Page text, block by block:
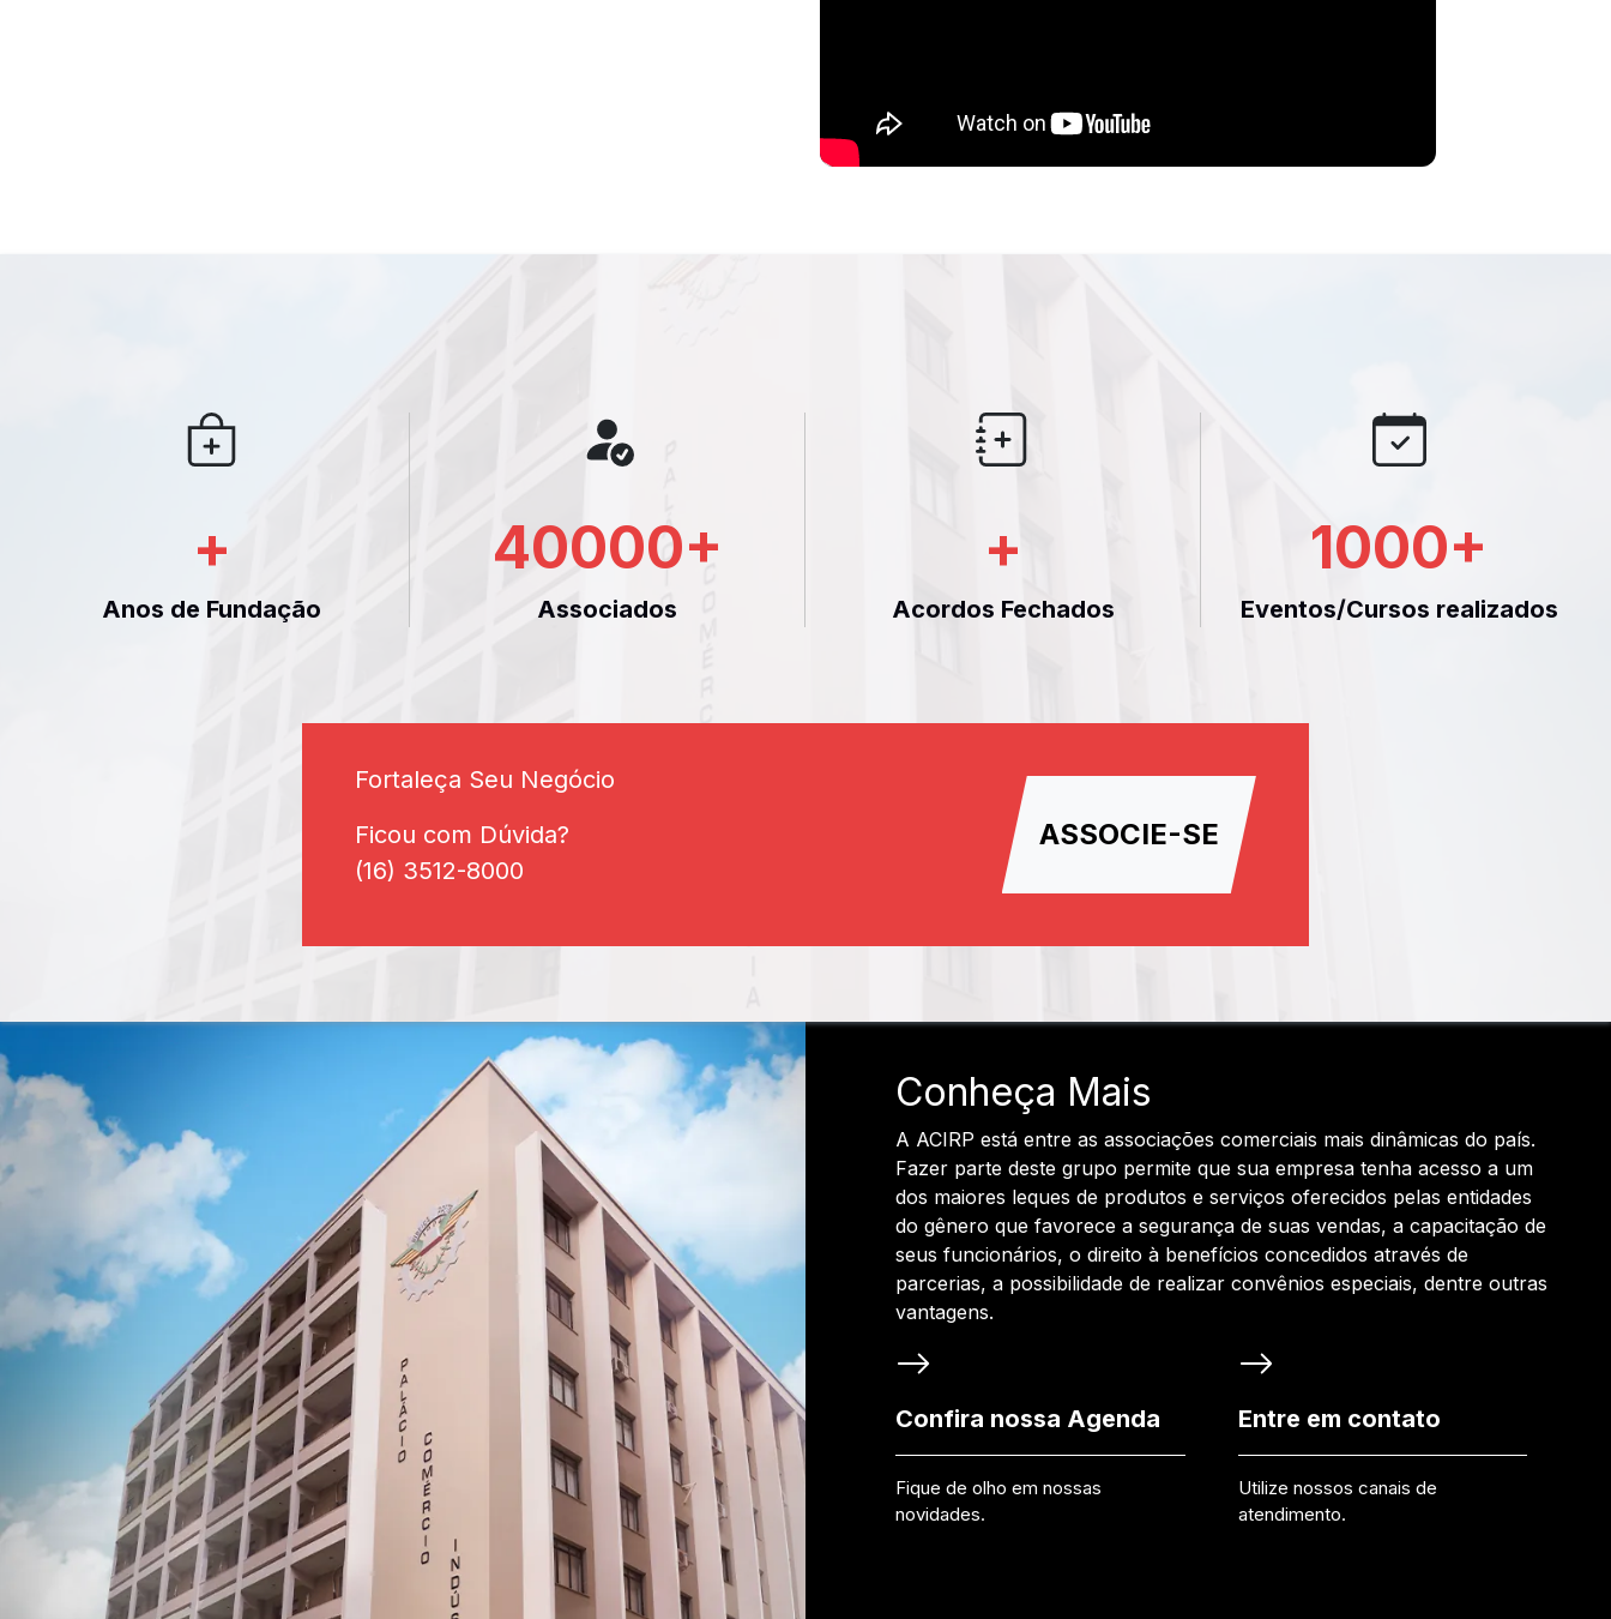
+
Anos de Fundação
40000+
Associados
+
Acordos Fechados
1000+
Eventos/Cursos realizados
Fortaleça Seu Negócio
Ficou com Dúvida?
(16) 3512-8000
ASSOCIE-SE
Conheça Mais
A ACIRP está entre as associações comerciais mais dinâmicas do país.
Fazer parte deste grupo permite que sua empresa tenha acesso a um
dos maiores leques de produtos e serviços oferecidos pelas entidades
do gênero que favorece a segurança de suas vendas, a capacitação de
seus funcionários, o direito à benefícios concedidos através de
parcerias, a possibilidade de realizar convênios especiais, dentre outras
vantagens.
Confira nossa Agenda
Fique de olho em nossas
novidades.
Entre em contato
Utilize nossos canais de
atendimento.